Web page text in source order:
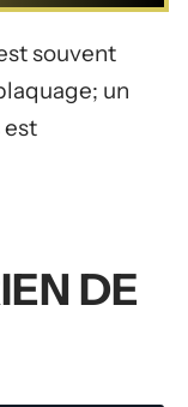
souvent
un
est
DE